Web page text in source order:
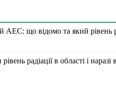
АЕС: що відомо та який рівень
радіації в області і наразі